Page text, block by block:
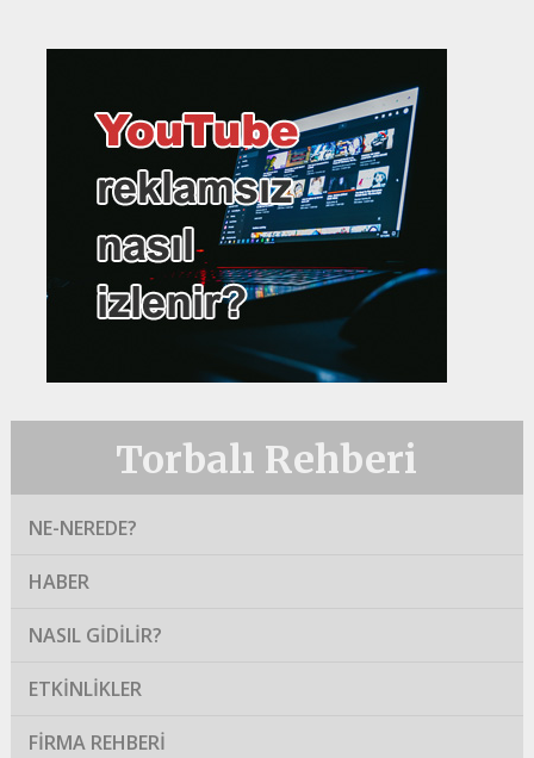
Torbalı Rehberi
NE-NEREDE?
HABER
NASIL GIDILIR?
ETKINLIKLER
FIRMA REHBERI